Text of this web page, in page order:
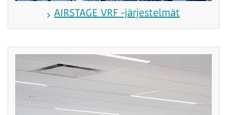
AIRSTAGE VRF -järjestelmät